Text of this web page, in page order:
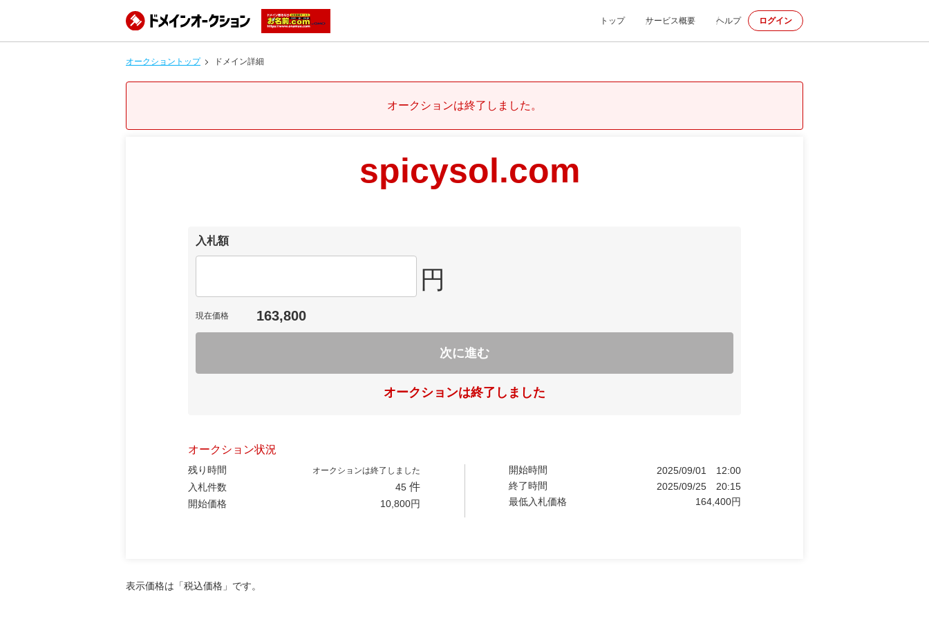
トップ サービス概要 ヘルプ ログイン
オークショントップ ドメイン詳細
オークションは終了しました。
spicysol.com
入札額
円
現在価格 163,800
次に進む
オークションは終了しました
オークション状況
残り時間 オークションは終了しました
入札件数 45 件
開始価格 10,800円
開始時間 2025/09/01
12:00
終了時間
2025/09/25
20:15
最低入札価格
164,400円
表示価格は「税込価格」です。